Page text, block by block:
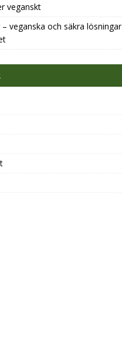
veganskt
veganska och säkra lösningar